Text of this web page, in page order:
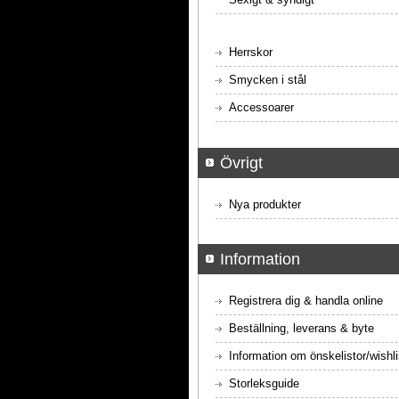
Herrskor
Smycken i stål
Accessoarer
Övrigt
Nya produkter
Information
Registrera dig & handla online
Beställning, leverans & byte
Information om önskelistor/
Storleksguide